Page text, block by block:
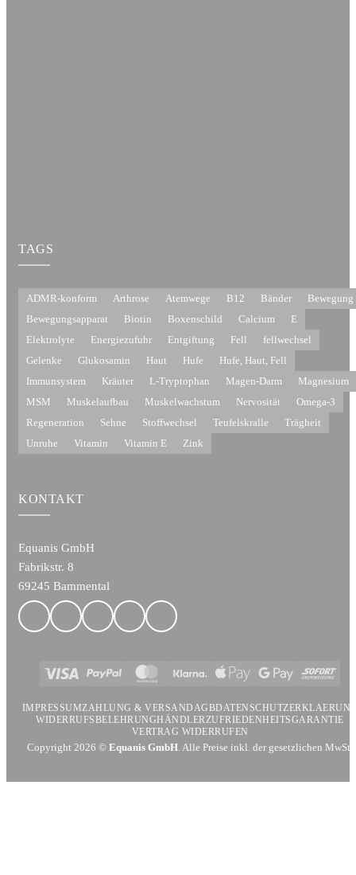
TAGS
ADMR-konform Arthrose Atemwege B12 Bänder
Bewegung
Bewegungsapparat
Biotin Boxenschild Calcium
E
Elektrolyte
Energiezufuhr Entgiftung Fell
fellwechsel
Gelenke
Glukosamin Haut Hufe
Hufe, Haut, Fell
Immunsystem
Kräuter L-Tryptophan Magen-Darm
Magnesium
MSM
Muskelaufbau Muskelwachstum Nervosität
Omega-3
Regeneration
Sehne Stoffwechsel Teufelskralle
Trägheit
Unruhe
Vitamin Vitamin E Zink
KONTAKT
Equanis GmbH
Fabrikstr. 8
69245 Bammental
Visa PayPal MasterCardKlarna
Apple
Google
Sofort
IMPRESSUMZAHLUNG & VERSANDAGB
WIDERRUFSBELEHRUNGHÄNDLERZUFRIEDENHEITSGARANTIE
VERTRAG WIDERRUFEN
Copyright 2026 © Equanis GmbH. Alle Preise inkl. der gesetzlichen MwSt.